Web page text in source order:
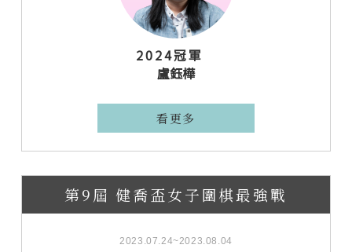
2024冠軍
盧鈺樺
看更多
第9屆 健喬盃女子圍棋最強戰
2023.07.24~2023.08.04